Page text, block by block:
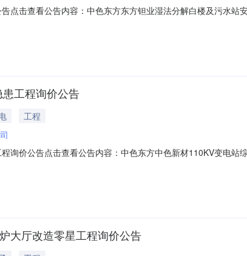
点击查看公告内容：中色东方东方钽业湿法分解白楼及污水站
工程询价公告
工程
询价公告点击查看公告内容：中色东方中色新材110KV变电站
大厅改造零星工程询价公告